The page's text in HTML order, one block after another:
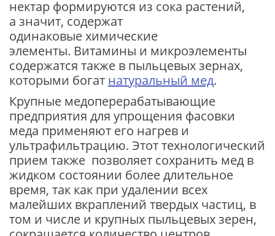
нектар формируются из сока растений,
а значит, содержат
одинаковые химические
элементы. Витамины и микроэлементы
содержатся также в пыльцевых зернах,
которыми богат натуральный мед.
Крупные медоперерабатывающие
предприятия для упрощения фасовки
меда применяют его нагрев и
ультрафильтрацию. Этот технологический
прием также позволяет сохранить мед в
жидком состоянии более длительное
время, так как при удалении всех
малейших вкраплений твердых частиц, в
том и числе и крупных пыльцевых зерен,